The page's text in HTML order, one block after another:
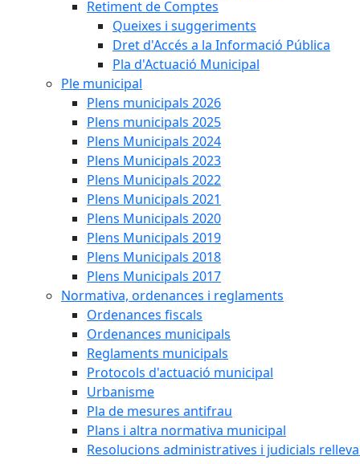
Retiment de Comptes
Queixes i suggeriments
Dret d'Accés a la Informació Pública
Pla d'Actuació Municipal
Ple municipal
Plens municipals 2026
Plens municipals 2025
Plens Municipals 2024
Plens Municipals 2023
Plens Municipals 2022
Plens Municipals 2021
Plens Municipals 2020
Plens Municipals 2019
Plens Municipals 2018
Plens Municipals 2017
Normativa, ordenances i reglaments
Ordenances fiscals
Ordenances municipals
Reglaments municipals
Protocols d'actuació municipal
Urbanisme
Pla de mesures antifrau
Plans i altra normativa municipal
Resolucions administratives i judicials